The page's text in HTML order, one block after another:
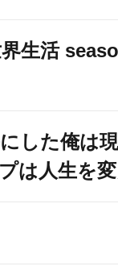
生活
した俺は
は人生を